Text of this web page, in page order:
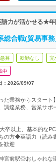
力が活かせる★
合職(貿易事務
急募 転勤なし 完
中
： 2026/09/07
た業務からスタート
調達業務、営業サ
卒以上、基本的な
の方◆英語力（読み
歓迎
宮前駅◎おしゃれな